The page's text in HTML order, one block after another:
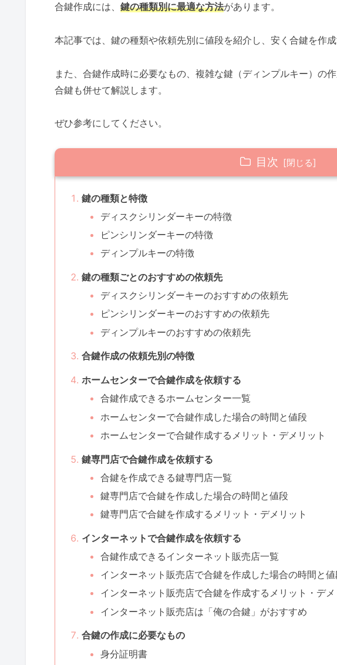
合鍵作成には、 鍵の種類別に最適な方法があります。
本記事では、鍵の種類や依頼先別に値段を紹介し、安く合鍵を作
また、合鍵作成時に必要なもの、複雑な鍵（ディンプルキー）の
合鍵も併せて解説します。
ぜひ参考にしてください。
目次
鍵の種類と特徴
ディスクシリンダーキーの特徴
ピンシリンダーキーの特徴
ディンプルキーの特徴
鍵の種類ごとのおすすめの依頼先
ディスクシリンダーキーのおすすめの依頼先
ピンシリンダーキーのおすすめの依頼先
ディンプルキーのおすすめの依頼先
合鍵作成の依頼先別の特徴
ホームセンターで合鍵作成を依頼する
合鍵作成できるホームセンター一覧
ホームセンターで合鍵作成した場合の時間と値段
ホームセンターで合鍵作成するメリット・デメリット
鍵専門店で合鍵作成を依頼する
合鍵を作成できる鍵専門店一覧
鍵専門店で合鍵を作成した場合の時間と値段
鍵専門店で合鍵を作成するメリット・デメリット
インターネットで合鍵作成を依頼する
合鍵作成できるインターネット販売店一覧
インターネット販売店で合鍵を作成した場合の時間と
インターネット販売店で合鍵を作成するメリット・デメ
インターネット販売店は「俺の合鍵」がおすすめ
合鍵の作成に必要なもの
身分証明書